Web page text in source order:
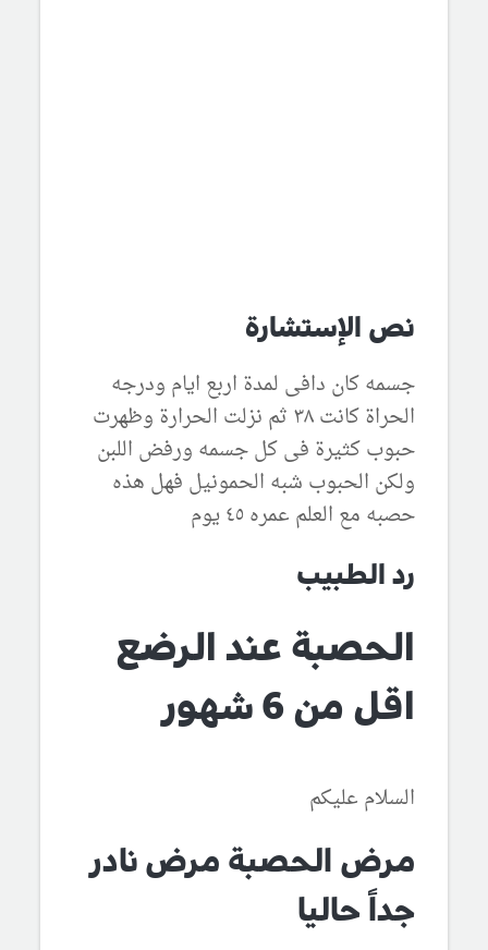
نص الإستشارة
جسمه كان دافى لمدة اربع ايام ودرجه
الحراة كانت ٣٨ ثم نزلت الحرارة وظهرت
حبوب كثيرة فى كل جسمه ورفض اللبن
ولكن الحبوب شبه الحمونيل فهل هذه
حصبه مع العلم عمره ٤٥ يوم
رد الطبيب
الحصبة عند الرضع
اقل من 6 شهور
السلام عليكم
مرض الحصبة مرض نادر
جداً حاليا